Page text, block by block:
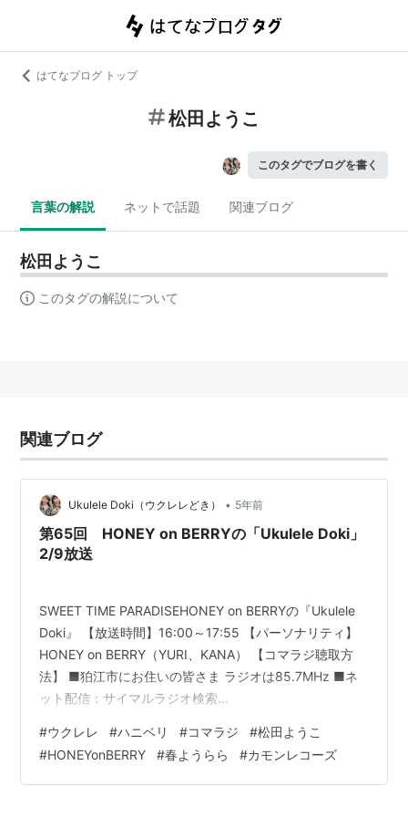
はてなブログ トップ
松田ようこ
このタグでブログを書く
言葉の解説 ネットで話題 関連ブログ
松田ようこ
このタグの解説について
関連ブログ
Ukulele Doki（ウクレレどき） • 5年前
第65回 HONEY on BERRYの「Ukulele Doki」
2/9放送
SWEET TIME PARADISEHONEY on BERRYの『Ukulele
Doki』 【放送時間】16:00～17:55 【パーソナリティ】
HONEY on BERRY（YURI、KANA） 【コマラジ聴取方
法】 ■狛江市にお住いの皆さま ラジオは85.7MHz ■ネ
ット配信：サイマルラジオ検索
プリ聴取：リスラジ検索http://listenradio.jp/アプリで
「リスラジ」ダウンロード ↓ラジオチャンネルを選局 ↓
「コマラジ」を選択 コマラジの番組表にはSWEET TIME
#ウクレレ #ハニベリ #コマラジ #松田ようこ
#HONEYonBERRY #春ようらら #カモンレコーズ